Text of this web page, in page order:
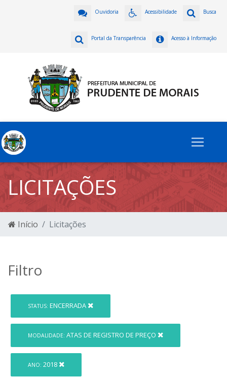
Busca
Acessibilidade
Ouvidoria
Acesso à Informação
Portal da Transparência
LICITAÇÕES
Início Licitações
Filtro
STATUS: ENCERRADA
MODALIDADE: ATAS DE REGISTRO DE PREÇO
ANO: 2018